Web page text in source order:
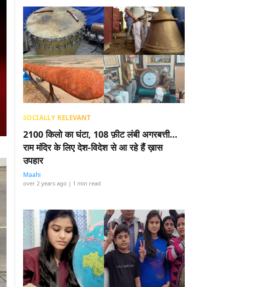
SOCIALLY RELEVANT
2100 किलो का घंटा, 108 फ़ीट लंबी अगरबत्ती…
राम मंदिर के लिए देश-विदेश से आ रहे हैं ख़ास
उपहार
Maahi
over 2 years ago | 1 min read